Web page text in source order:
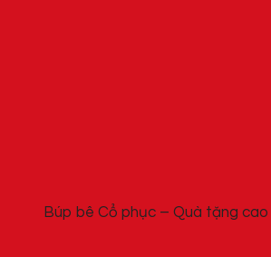
Búp bê Cổ phục – Quà tặng